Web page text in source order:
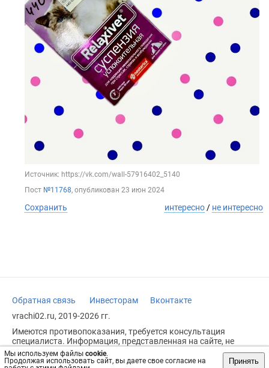
Мы используем файлы cookie.
Продолжая использовать сайт, вы даете свое согласие на
Принять
Источник: https://vk.com/wall-57916402_5140
Пост №11768, опубликован 23 июн 2024
Сохранить интересно / не интересно
Обратная связь Инвесторам
Вконтакте
vrachi02.ru, 2019-2026 гг.
Имеются противопоказания, требуется консультация
специалиста. Информация, представленная на сайте, не
может быть использована для постановки диагноза,
назначения лечения и не заменяет прием врача.